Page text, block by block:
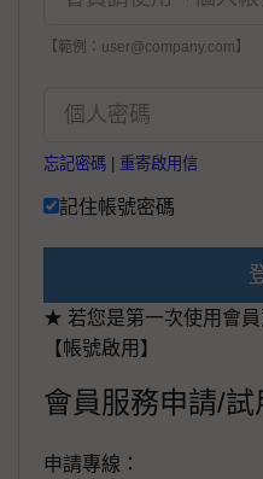
【範例：user@company.com】
忘記密碼 重寄啟用信
記住帳號密碼
★ 若您是第一次使用會
【帳號啟用】
會員服務申請/試
申請專線：